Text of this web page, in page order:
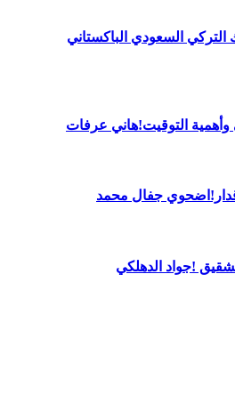
السعودي الباكستاني
وأهمية التوقيت!هاني عرفات
جفال محمد
!جواد الدهلكي